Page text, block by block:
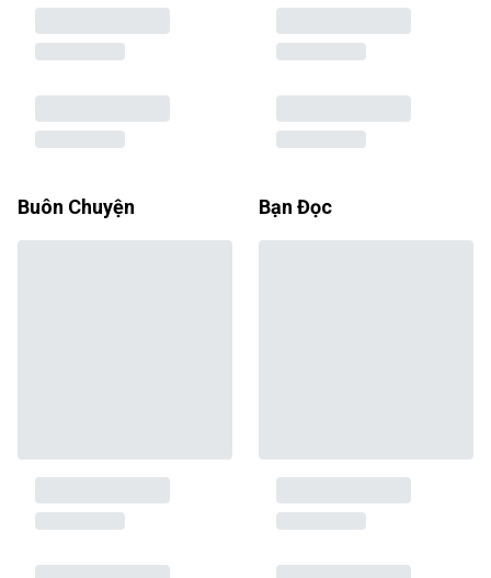
Buôn Chuyện Bạn Đọc